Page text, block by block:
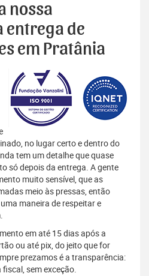
nossa
de
em Pratânia
no lugar certo e dentro do
tem um detalhe que quase
só depois da entrega. A gente
muito sensível, que as
meio às pressas, então
maneira de respeitar e
em até 15 dias após a
ou até pix, do jeito que for
prezamos é a transparência:
sem exceção.